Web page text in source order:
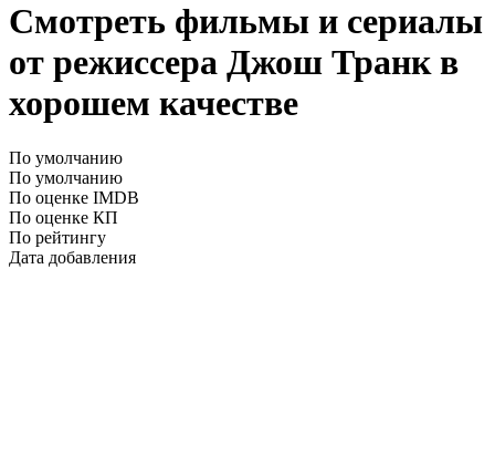
Смотреть фильмы и сериалы
от режиссера Джош Транк в
хорошем качестве
По умолчанию
По умолчанию
По оценке IMDB
По оценке КП
По рейтингу
Дата добавления